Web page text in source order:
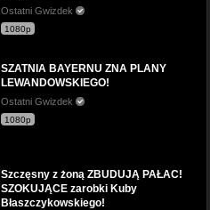
Ostatni Gwizdek
1080p
SZATNIA BAYERNU ZNA PLANY
LEWANDOWSKIEGO!
Ostatni Gwizdek
1080p
Szczęsny z żoną ZBUDUJĄ PAŁAC!
SZOKUJĄCE zarobki Kuby
Błaszczykowskiego!